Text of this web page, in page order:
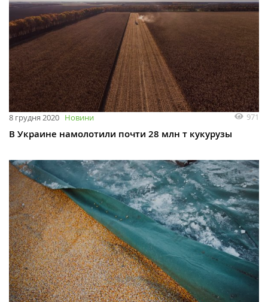
8 грудня 2020 Новини 971
В Украине намолотили почти 28 млн т кукурузы